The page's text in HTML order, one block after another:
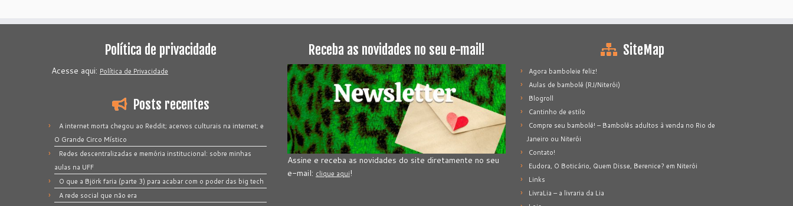
Política de privacidade
Acesse aqui: Política de Privacidade
Posts recentes
A internet morta chegou ao Reddit; acervos culturais na internet; e
O Grande Circo Místico
Redes descentralizadas e memória institucional: sobre minhas
aulas na UFF
O que a Björk faria (parte 3) para acabar com o poder das big tech
A rede social que não era
Receba as novidades no seu e-mail!
Assine e receba as novidades do site diretamente no seu
e-mail: clique aqui!
SiteMap
Agora bamboleie feliz!
Aulas de bambolê (RJ/Niterói)
Blogroll
Cantinho de estilo
Compre seu bambolê! – Bambolês adultos à venda no Rio de
Janeiro ou Niterói
Contato!
Eudora, O Boticário, Quem Disse, Berenice? em Niterói
Links
LivraLia – a livraria da Lia